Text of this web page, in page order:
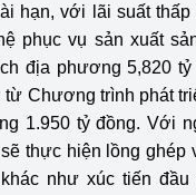
hạn, với lãi suất thấp
phục vụ sản xuất
địa phương 5,820
từ Chương trình phát
1.950 tỷ đồng. Với
thực hiện lồng ghép
như xúc tiến đầu